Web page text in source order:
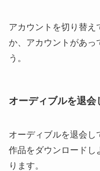
アカウントを切り替え
か、アカウントがあっ
う。
オーディブルを退会
オーディブルを退会し
作品をダウンロードし
ります。